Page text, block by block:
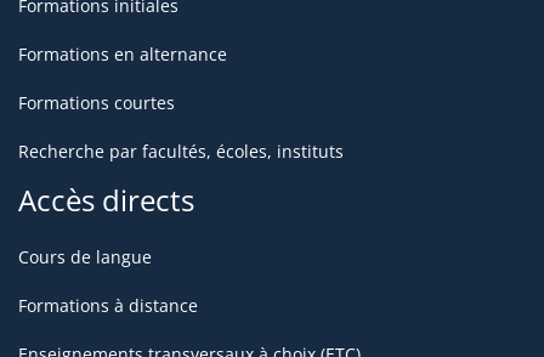
Formations initiales
Formations en alternance
Formations courtes
Recherche par facultés, écoles, instituts
Accès directs
Cours de langue
Formations à distance